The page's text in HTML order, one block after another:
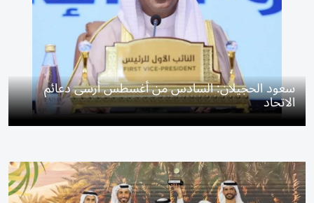
سعود الحجيلان: السادس من أغسطس أرسى دعائم
الاتحاد